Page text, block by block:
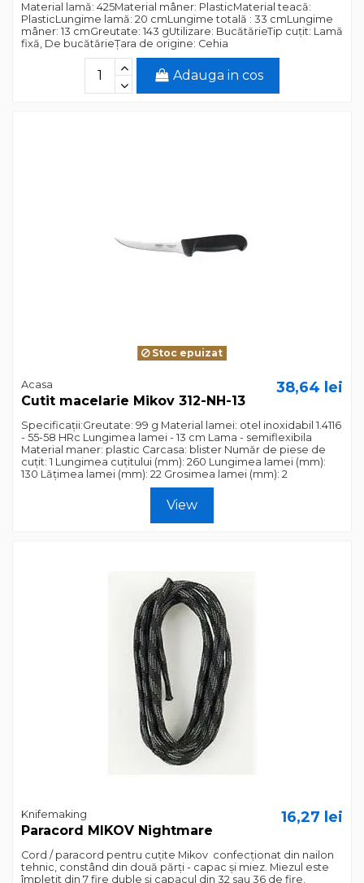
Material lamă: 425Material mâner: PlasticMaterial teacă:
PlasticLungime lamă: 20 cmLungime totală : 33 cmLungime
mâner: 13 cmGreutate: 143 gUtilizare: BucătărieTip cuțit: Lamă
fixă, De bucătărieȚara de origine: Cehia
Adauga in cos
Stoc epuizat
Acasa
Cutit macelarie Mikov 312-NH-13
38,64 lei
Specificații:Greutate: 99 g Material lamei: otel inoxidabil 1.4116
- 55-58 HRc Lungimea lamei - 13 cm Lama - semiflexibila
Material maner: plastic Carcasa: blister Număr de piese de
cuțit: 1 Lungimea cuțitului (mm): 260 Lungimea lamei (mm):
130 Lățimea lamei (mm): 22 Grosimea lamei (mm): 2
View
Knifemaking
Paracord MIKOV Nightmare
16,27 lei
Cord / paracord pentru cuțite Mikov confecționat din nailon
tehnic, constând din două părți - capac și miez. Miezul este
împletit din 7 fire duble și capacul din 32 sau 36 de fire.